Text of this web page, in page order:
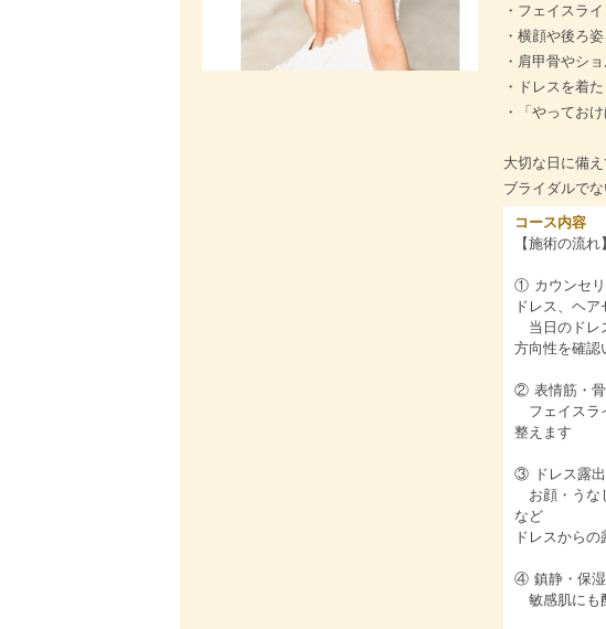
・フェイスラ
・横顔や後ろ
・肩甲骨やシ
・ドレスを着
・「やってお
大切な日に備え
ブライダルで
コース内容
【施術の流れ】
① カウンセ
ドレス、ヘ
当日のドレ
方向性を確認
② 表情筋・骨
フェイスラ
整えます
③ ドレス露出
お顔・うな
など
ドレスから
④ 鎮静・保
敏感肌にも